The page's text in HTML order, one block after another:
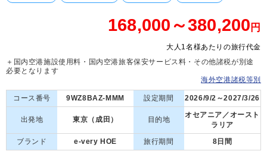
168,000～380,200 円
大人1名様あたりの旅行代金
＋国内空港施設使用料・国内空港旅客保安サービス料・その他諸税が別途
必要となります
海外空港諸税等別
コース番号 9WZ8BAZ-MMM 設定期間 2026/9/2～2027/3/26
出発地 東京（成田） 目的地
オセアニア／オースト
ラリア
ブランド
e-very HOE 旅行期間 8日間